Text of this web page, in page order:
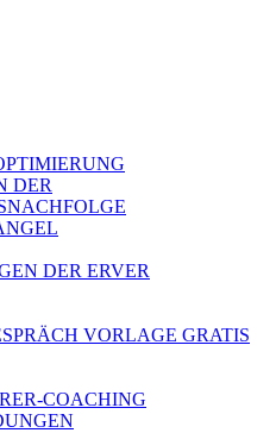
DER
DER ERVER
VORLAGE GRATIS
COACHING